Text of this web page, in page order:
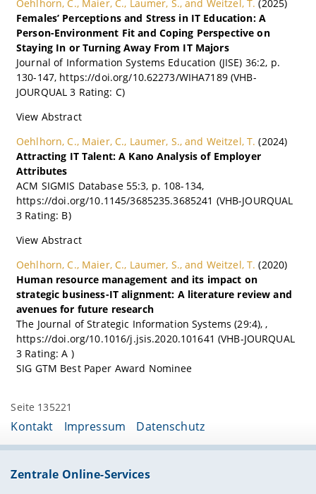
Seite 135221
Kontakt Impressum Datenschutz
Zentrale Online-Services